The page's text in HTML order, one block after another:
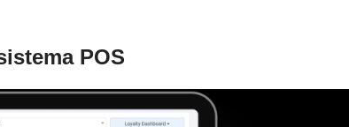
POS